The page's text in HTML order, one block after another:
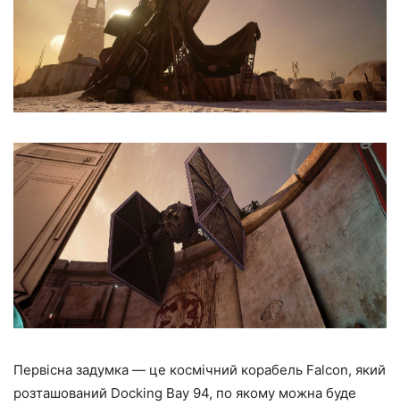
Первісна задумка — це космічний корабель Falcon, який
розташований Docking Bay 94, по якому можна буде